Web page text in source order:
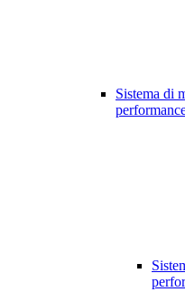
Sistema di